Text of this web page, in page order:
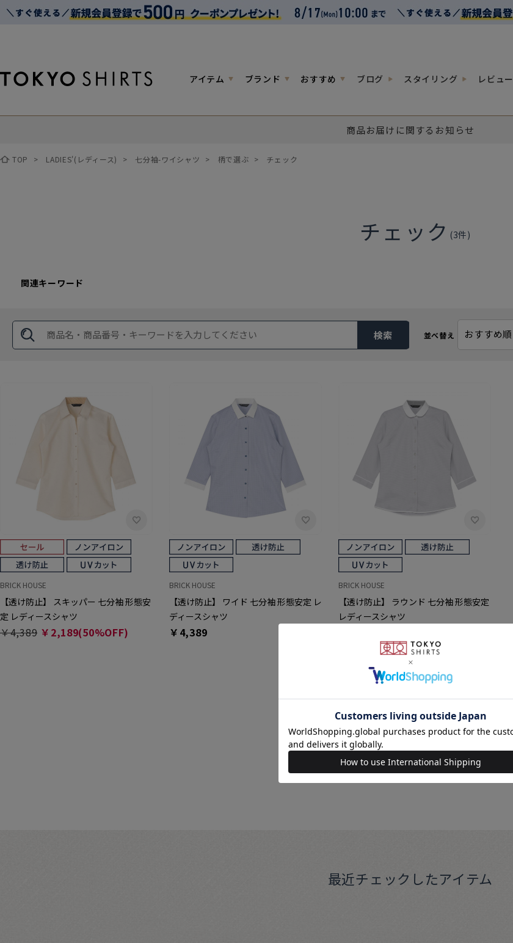
アイテム ブランド おすすめ ブログ スタイリング レビュー
商品お届けに関するお知らせ
TOP > LADIES'(レディース) > 七分袖-ワイシャツ > 柄で選ぶ > チェック
チェック (3件)
関連キーワード
検索 並べ替え おすすめ順
BRICK HOUSE
【透け防止】 スキッパー 七分袖 形態安
定 レディースシャツ
￥4,389 ￥2,189(50%OFF)
BRICK HOUSE
【透け防止】 ワイド 七分袖 形態安定 レ
ディースシャツ
￥4,389
BRICK HOUSE
【透け防止】 ラウンド 七分袖 形態安定
レディースシャツ
最近チェックしたアイテム